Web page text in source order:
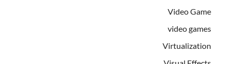
Video Game
video games
Virtualization